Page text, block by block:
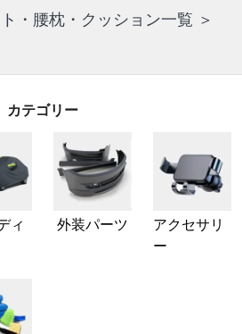
・腰枕・クッション一覧 ＞
カテゴリー
ィ
外装パーツ
アクセサリ
ー